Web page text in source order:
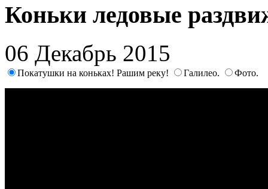
Коньки ледовые
06 Декабрь 2015
Покатушки на коньках! Рашим реку! Галилео. Фото.